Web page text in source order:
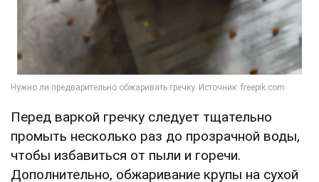
Перед варкой гречку следует тщательно
промыть несколько раз до прозрачной воды,
чтобы избавиться от пыли и горечи.
Дополнительно, обжаривание крупы на сухой